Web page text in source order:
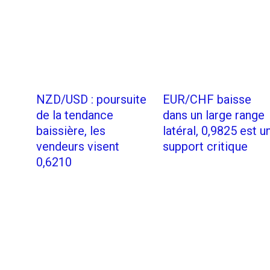
NZD/USD : poursuite
de la tendance
baissière, les
vendeurs visent
0,6210
EUR/CHF baisse
dans un large range
latéral, 0,9825 est
support critique